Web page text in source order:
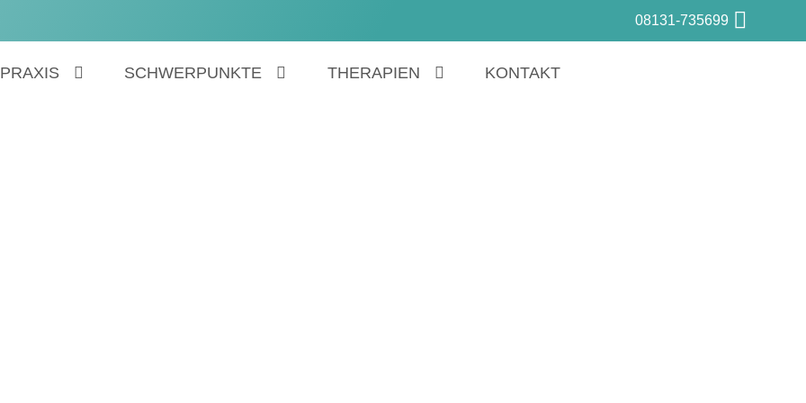
08131-735699
PRAXIS SCHWERPUNKTE THERAPIEN KONTAKT